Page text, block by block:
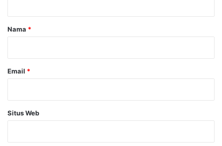
rNama *
Email *
Situs Web